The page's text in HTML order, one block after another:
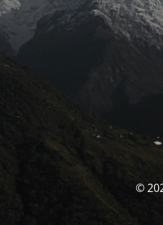
©